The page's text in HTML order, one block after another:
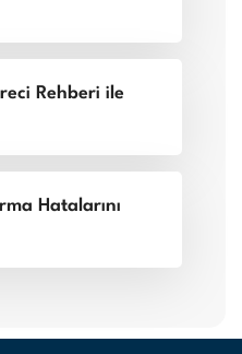
Rehberi ile
Hatalarını